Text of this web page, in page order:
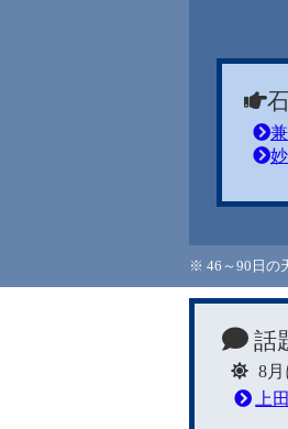
※ 46～90日の
話
8
上